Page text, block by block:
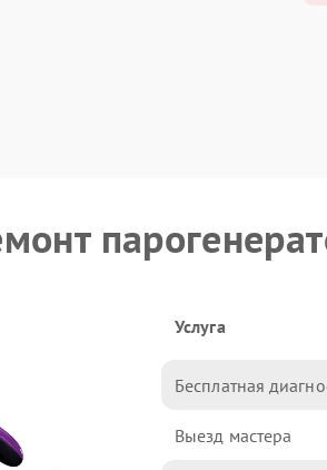
Услуга
Бесплатная
Выезд мастера